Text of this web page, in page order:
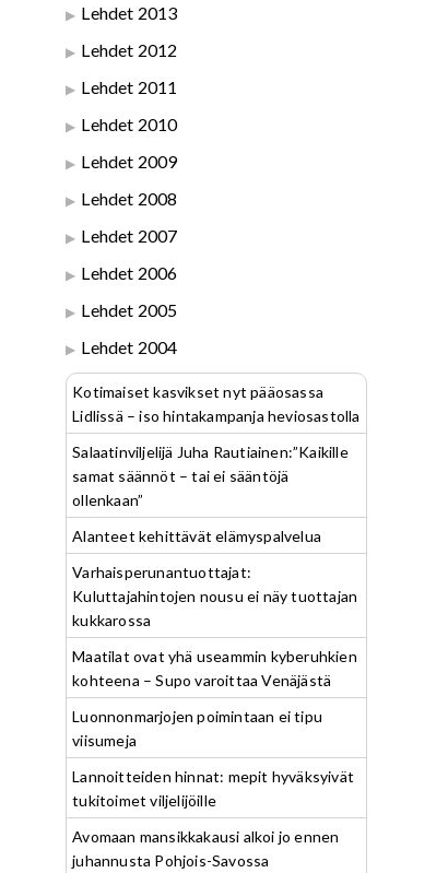
Lehdet 2013
Lehdet 2012
Lehdet 2011
Lehdet 2010
Lehdet 2009
Lehdet 2008
Lehdet 2007
Lehdet 2006
Lehdet 2005
Lehdet 2004
Kotimaiset kasvikset nyt pääosassa
Lidlissä – iso hintakampanja heviosastolla
Salaatinviljelijä Juha Rautiainen:”Kaikille
samat säännöt – tai ei sääntöjä
ollenkaan”
Alanteet kehittävät elämyspalvelua
Varhaisperunantuottajat:
Kuluttajahintojen nousu ei näy tuottajan
kukkarossa
Maatilat ovat yhä useammin kyberuhkien
kohteena – Supo varoittaa Venäjästä
Luonnonmarjojen poimintaan ei tipu
viisumeja
Lannoitteiden hinnat: mepit hyväksyivät
tukitoimet viljelijöille
Avomaan mansikkakausi alkoi jo ennen
juhannusta Pohjois-Savossa